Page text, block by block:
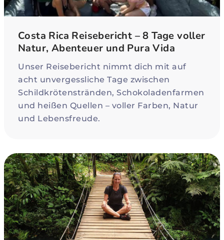
Costa Rica Reisebericht – 8 Tage voller
Natur, Abenteuer und Pura Vida
Unser Reisebericht nimmt dich mit auf
acht unvergessliche Tage zwischen
Schildkrötenstränden, Schokoladenfarmen
und heißen Quellen – voller Farben, Natur
und Lebensfreude.